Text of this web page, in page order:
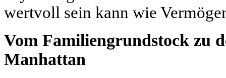
wertvoll sein kann wie
Vom Familiengrundstock zu
Manhattan